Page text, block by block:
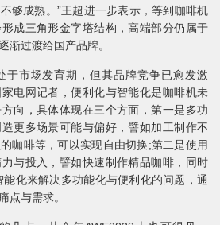
够成熟。”王超进一步表示，等到咖啡机
成三角形金字塔结构，高端部分仍属于
渐过渡给国产品牌。
市场发育期，但其品牌竞争已愈发激
电网记者，便利化与智能化是咖啡机未
向，具体体现在三个方面，第一是多功
更多场景可能与偏好，譬如加工制作不
咖啡等，可以实现自由切换;第二是使用
与投入，譬如快速制作精品咖啡，同时
化来解决多功能化与便利化的问题，通
点与需求。